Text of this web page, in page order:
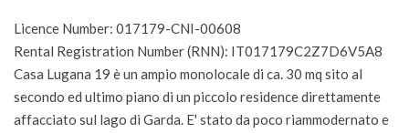
Licence Number: 017179-CNI-00608
Rental Registration Number (RNN): IT017179C2Z7D6V5A8
Casa Lugana 19 è un ampio monolocale di ca. 30 mq sito al
secondo ed ultimo piano di un piccolo residence direttamente
affacciato sul lago di Garda. E' stato da poco riammodernato e